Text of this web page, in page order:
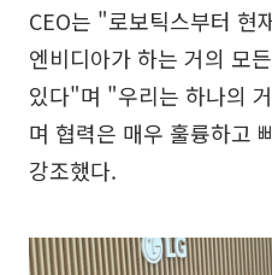
CEO는 "로보틱스부터 현
엔비디아가 하는 거의 모
있다"며 "우리는 하나의
며 협력은 매우 훌륭하고
강조했다.